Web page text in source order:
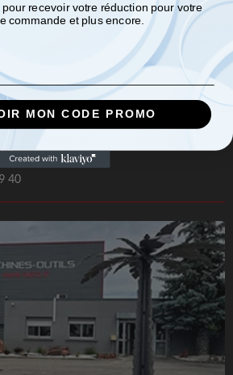
40
recevoir votre réduction pour votre
commande et plus encore.
MON CODE PROMO